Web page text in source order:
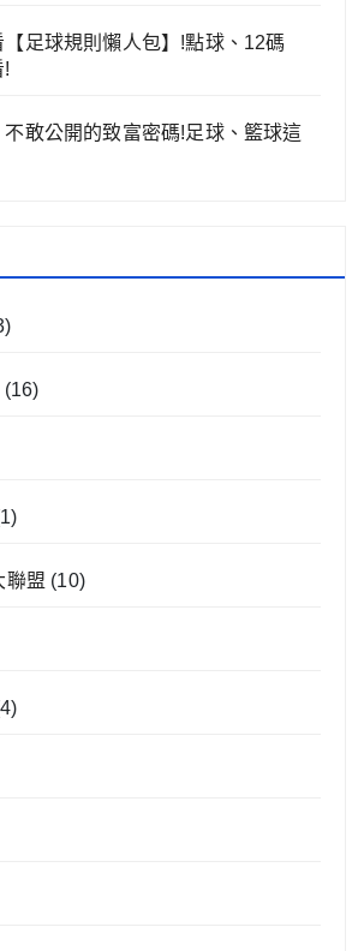
足球規則懶人包】!點球、12碼
!
不敢公開的致富密碼!足球、籃球這
(16)
聯盟 (10)